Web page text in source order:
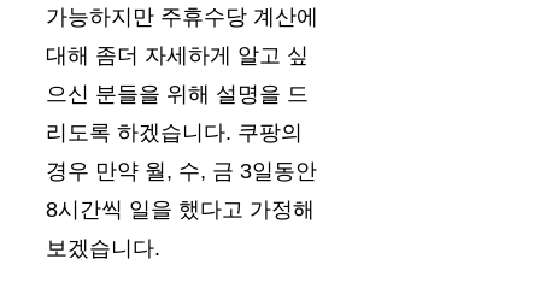
가능하지만 주휴수당 계산에
대해 좀더 자세하게 알고 싶
으신 분들을 위해 설명을 드
리도록 하겠습니다. 쿠팡의
경우 만약 월, 수, 금 3일동안
8시간씩 일을 했다고 가정해
보겠습니다.